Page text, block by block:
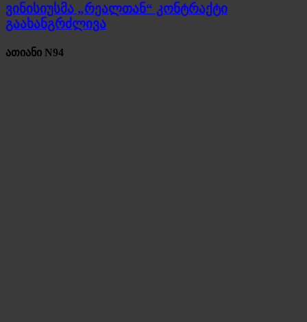
ვინისიუსმა „რეალთან“ კონტრაქტი
გაახანგრძლივა
ათიანი N94